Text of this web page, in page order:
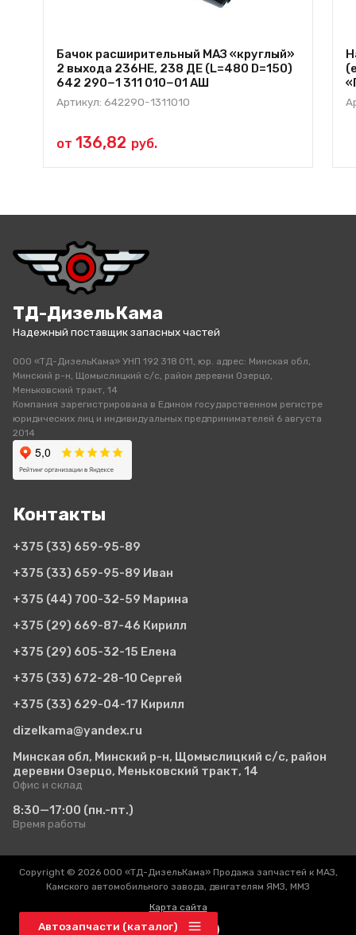
Автозапчасти (каталог)
Бачок расширительный МАЗ «круглый»
2 выхода 236НЕ, 238 ДЕ (L=480 D=150)
642 290−1 311 010−01 АШ
Артикул: 642290-1311010
от 136,82 руб.
ТД-ДизельКама
Надежный поставщик запасных частей
ООО «ТД-ДизельКама» УНП 192 318 011, юр. адрес: Минская обл,
Минский р-н, Щомыслицкий с/с, район деревни Озерцо,
Меньковский тракт, 14
Компания зарегистрирована в Едином государственном регистре
юридических лиц и индивидуальных предпринимателей 6 августа
2014
Контакты
+375 (33) 659-95-89
+375 (33) 659-95-89 Иван
+375 (44) 700-32-59 Марина
+375 (29) 669-87-46 Кирилл
+375 (29) 605-32-15 Елена
+375 (33) 672-28-10 Сергей
+375 (33) 629-04-17 Кирилл
dizelkama@yandex.ru
Минская обл, Минский р-н, Щомыслицкий с/с, район
деревни Озерцо, Меньковский тракт, 14
Офис и склад
8:30—17:00 (пн.-пт.)
Время работы
Copyright © 2026 ООО «ТД-ДизельКама» Продажа запчастей к МАЗ,
Камского автомобильного завода, двигателям ЯМЗ, ММЗ
Карта сайта